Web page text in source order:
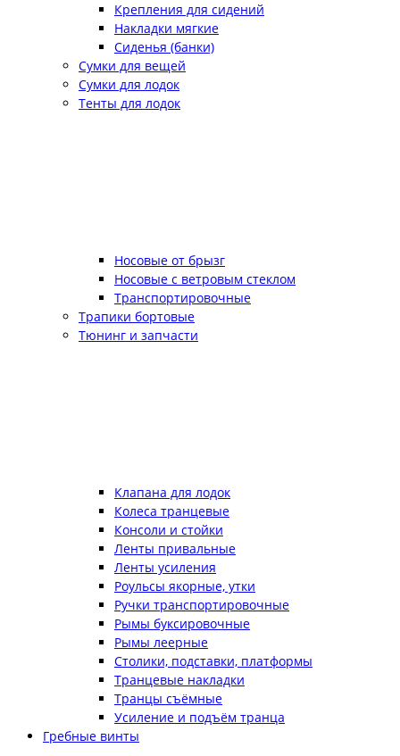
Крепления для сидений
Накладки мягкие
Сиденья (банки)
Сумки для вещей
Сумки для лодок
Тенты для лодок
Носовые от брызг
Носовые с ветровым стеклом
Транспортировочные
Трапики бортовые
Тюнинг и запчасти
Клапана для лодок
Колеса транцевые
Консоли и стойки
Ленты привальные
Ленты усиления
Роульсы якорные, утки
Ручки транспортировочные
Рымы буксировочные
Рымы леерные
Столики, подставки, платформы
Транцевые накладки
Транцы съёмные
Усиление и подъём транца
Гребные винты